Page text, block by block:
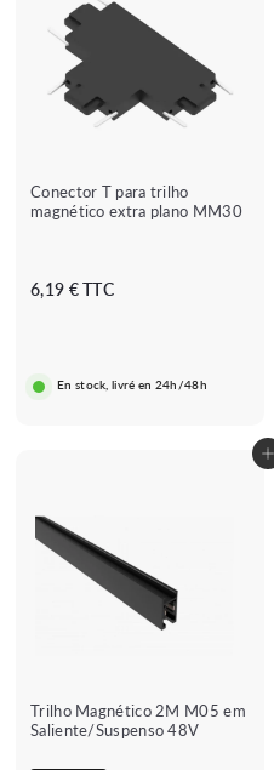
Conector T para trilho
magnético extra plano MM30
6,19 € TTC6
€
En stock, livré en 24h/48h
Adicionar ao carrinho
Trilho Magnético 2M M05 em
Saliente/Suspenso 48V